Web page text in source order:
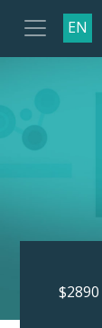
EN
2890$